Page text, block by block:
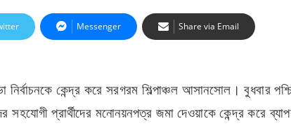
Messenger Share via Email
নির্বাচনকে কেন্দ্র করে সরগরম শিল্পাঞ্চল আসানসোল। বুধবার
সহযোগী প্রার্থীদের মনোনয়নপত্র জমা দেওয়াকে কেন্দ্র করে